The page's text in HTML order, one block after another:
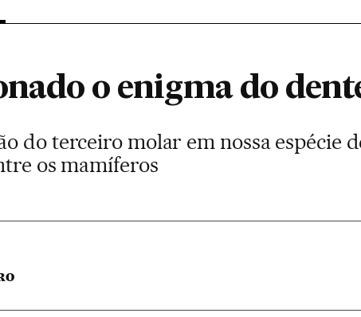
o enigma do
do terceiro molar em nossa espécie
os mamíferos